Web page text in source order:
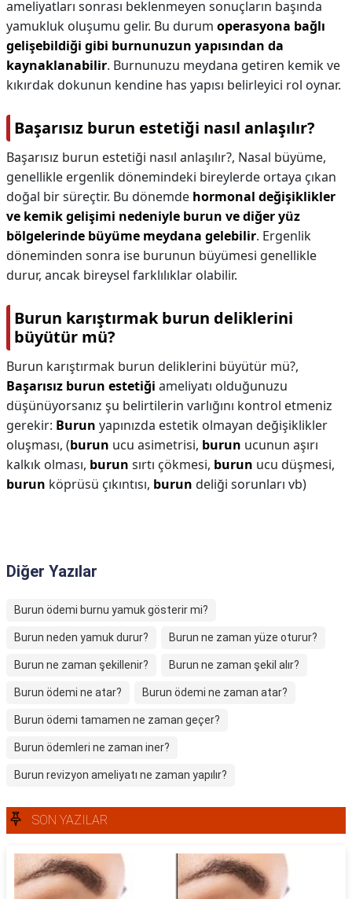
ameliyatları sonrası beklenmeyen sonuçların başında
yamukluk oluşumu gelir. Bu durum operasyona bağlı
gelişebildiği gibi burnunuzun yapısından da
kaynaklanabilir. Burnunuzu meydana getiren kemik ve
kıkırdak dokunun kendine has yapısı belirleyici rol oynar.
Başarısız burun estetiği nasıl anlaşılır?
Başarısız burun estetiği nasıl anlaşılır?, Nasal büyüme,
genellikle ergenlik dönemindeki bireylerde ortaya çıkan
doğal bir süreçtir. Bu dönemde hormonal değişiklikler
ve kemik gelişimi nedeniyle burun ve diğer yüz
bölgelerinde büyüme meydana gelebilir. Ergenlik
döneminden sonra ise burunun büyümesi genellikle
durur, ancak bireysel farklılıklar olabilir.
Burun karıştırmak burun deliklerini
büyütür mü?
Burun karıştırmak burun deliklerini büyütür mü?,
Başarısız burun estetiği ameliyatı olduğunuzu
düşünüyorsanız şu belirtilerin varlığını kontrol etmeniz
gerekir: Burun yapınızda estetik olmayan değişiklikler
oluşması, (burun ucu asimetrisi, burun ucunun aşırı
kalkık olması, burun sırtı çökmesi, burun ucu düşmesi,
burun köprüsü çıkıntısı, burun deliği sorunları vb)
Diğer Yazılar
Burun ödemi burnu yamuk gösterir mi?
Burun neden yamuk durur? Burun ne zaman yüze oturur?
Burun ne zaman şekillenir? Burun ne zaman şekil alır?
Burun ödemi ne atar? Burun ödemi ne zaman atar?
Burun ödemi tamamen ne zaman geçer?
Burun ödemleri ne zaman iner?
Burun revizyon ameliyatı ne zaman yapılır?
SON YAZILAR